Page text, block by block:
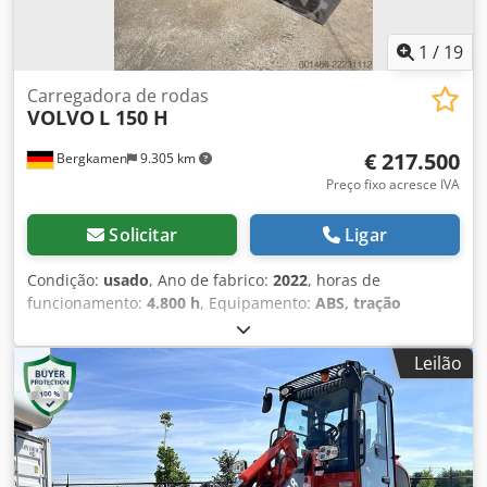
Rental & Sales.
1 / 19
Bergkamen 9.305 km
Carregadora de rodas
VOLVO L 150 H
€ 217.500
Preço fixo acresce IVA
Solicitar Ligar
Condição: usado, Ano de fabrico: 2022, horas de
funcionamento: 4.800 h, Equipamento: ABS, tração
, Carregadeira de rodas Volvo L 150 H Ano de
fabricação 2022 Dcedpfx Akezhrckohsk A máquina está em
excelente estado e tem apenas 4800 horas de operação ar
condicionado, lubrificação central os pneus têm cerca de
85% de vida útil
Leilão